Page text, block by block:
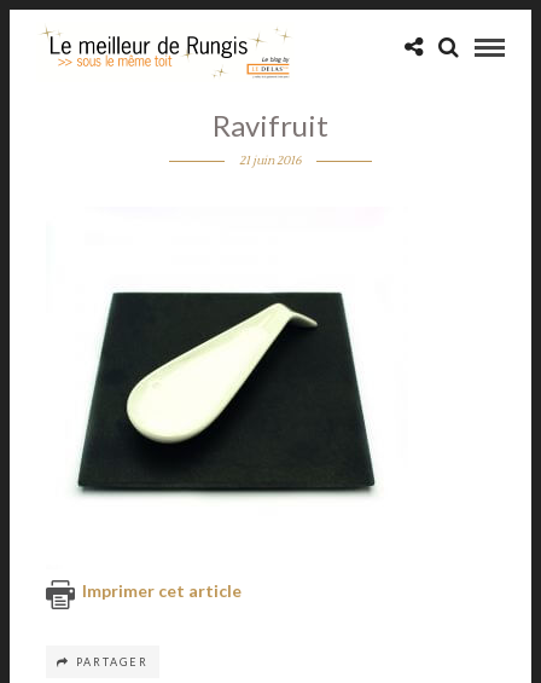
Ravifruit
21 juin 2016
Imprimer cet article
PARTAGER